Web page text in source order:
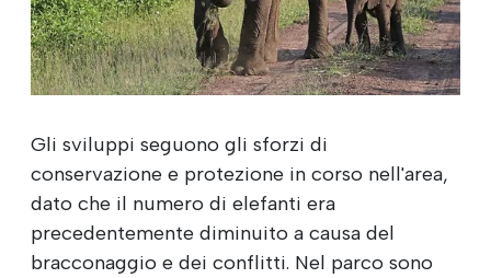
Gli sviluppi seguono gli sforzi di
conservazione e protezione in corso nell'area,
dato che il numero di elefanti era
precedentemente diminuito a causa del
bracconaggio e dei conflitti. Nel parco sono